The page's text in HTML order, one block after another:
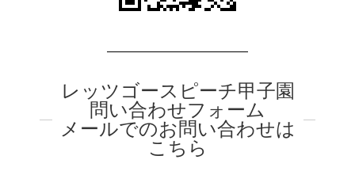
レッツゴースピーチ甲子園
問い合わせフォーム
メールでのお問い合わせは
こちら